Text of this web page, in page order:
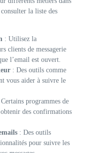
la liste des
: Utilisez la
clients de messagerie
l’email est ouvert.
: Des outils comme
vous aider à suivre le
programmes de
des confirmations
: Des outils
pour suivre les